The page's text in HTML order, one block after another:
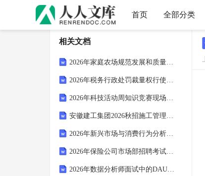
首页 全部分类
相关文档
2026年家庭农场规范发展和质量提升知识问答
2026年税务行政处罚裁量权行使规则问答
2026年科技活动周知识竞赛现场问答
安徽建工集团2026秋招施工管理岗半结构化面试指南
2026年新兴市场与消费行为分析题库
2026年保险公司市场部招聘考试题库
2026年数据分析师面试中的DAU预测题思路